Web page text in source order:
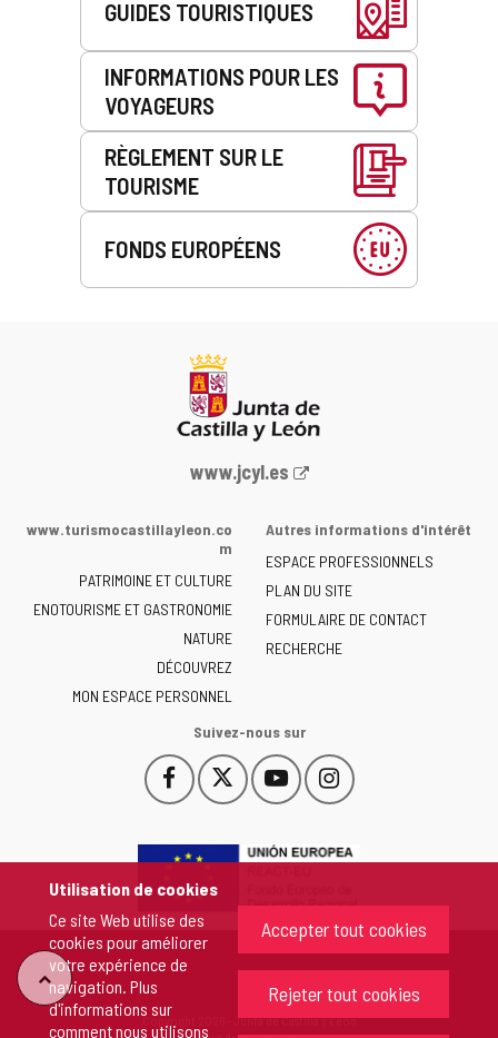
Utilisation de cookies
Ce site Web utilise des
cookies pour améliorer
votre expérience de
navigation. Plus
d'informations sur
comment nous utilisons
Accepter tout cookies
Rejeter tout cookies
GUIDES TOURISTIQUES
INFORMATIONS POUR LES
VOYAGEURS
RÈGLEMENT SUR LE
TOURISME
FONDS EUROPÉENS
Portail
la
de
Castilla
y
León
-
www.jcyl.es
www.turismocastillayleon.co
m
PATRIMOINE ET CULTURE
ENOTOURISME ET GASTRONOMIE
NATURE
DÉCOUVREZ
MON ESPACE PERSONNEL
Autres informations d'intérêt
ESPACE PROFESSIONNELS
PLAN DU SITE
FORMULAIRE DE CONTACT
RECHERCHE
Suivez-nous sur
Facebook
Este
enlace
abrirá
una
ventana
nueva.
Este
enlace
abrirá
ventana
nueva.
YouTube
Este
enlace
abrirá
ventana
nueva.
Instagram
Este
enlace
abrirá
ventana
nueva.
"Retour
Copyright 2026 - Junta de Castilla y León